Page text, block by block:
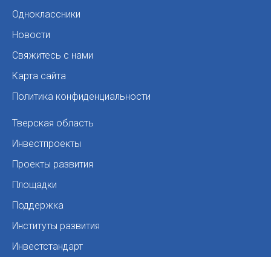
Одноклассники
Новости
Свяжитесь с нами
Карта сайта
Политика конфиденциальности
Тверская область
Инвестпроекты
Проекты развития
Площадки
Поддержка
Институты развития
Инвестстандарт